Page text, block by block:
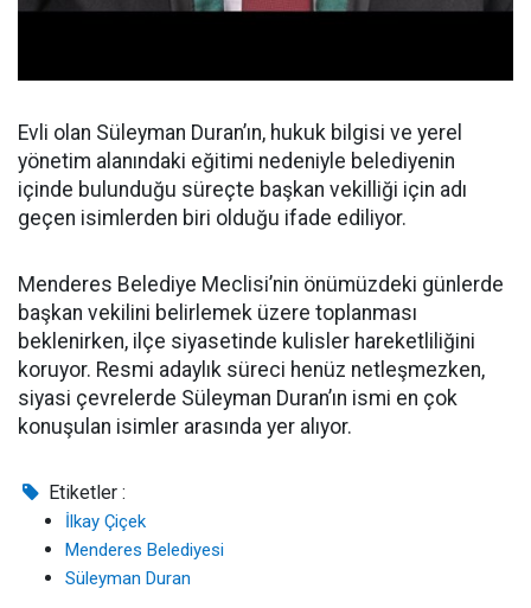
Evli olan Süleyman Duran’ın, hukuk bilgisi ve yerel
yönetim alanındaki eğitimi nedeniyle belediyenin
içinde bulunduğu süreçte başkan vekilliği için adı
geçen isimlerden biri olduğu ifade ediliyor.
Menderes Belediye Meclisi’nin önümüzdeki günlerde
başkan vekilini belirlemek üzere toplanması
beklenirken, ilçe siyasetinde kulisler hareketliliğini
koruyor. Resmi adaylık süreci henüz netleşmezken,
siyasi çevrelerde Süleyman Duran’ın ismi en çok
konuşulan isimler arasında yer alıyor.
Etiketler :
İlkay Çiçek
Menderes Belediyesi
Süleyman Duran